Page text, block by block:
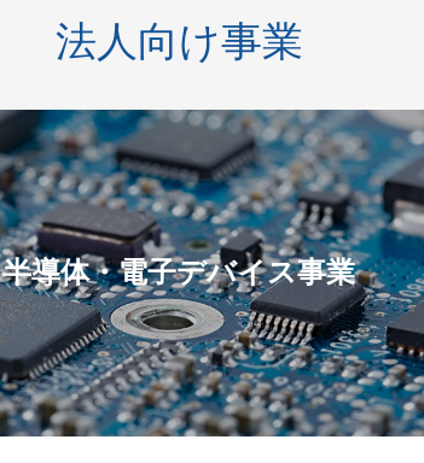
法人向け事業
半導体・電子デバイス事業